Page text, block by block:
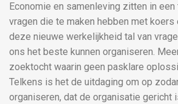
Economie en samenleving zitten in
vragen die te maken hebben met
deze nieuwe werkelijkheid tal van
ons het beste kunnen organiseren.
zoektocht waarin geen pasklare
Telkens is het de uitdaging om op
organiseren, dat de organisatie gericht